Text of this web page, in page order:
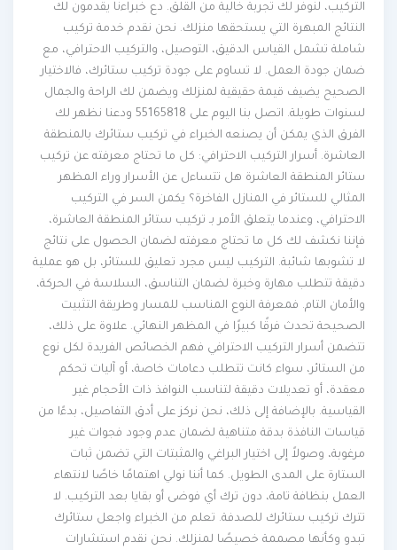
التركيب، لنوفر لك تجربة خالية من القلق. دع خبراءنا يقدمون لك
النتائج المبهرة التي يستحقها منزلك. نحن نقدم خدمة تركيب
شاملة تشمل القياس الدقيق، التوصيل، والتركيب الاحترافي، مع
ضمان جودة العمل. لا تساوم على جودة تركيب ستائرك، فالاختيار
الصحيح يضيف قيمة حقيقية لمنزلك ويضمن لك الراحة والجمال
لسنوات طويلة. اتصل بنا اليوم على 55165818 ودعنا نظهر لك
الفرق الذي يمكن أن يصنعه الخبراء في تركيب ستائرك بالمنطقة
العاشرة. أسرار التركيب الاحترافي: كل ما تحتاج معرفته عن تركيب
ستائر المنطقة العاشرة هل تتساءل عن الأسرار وراء المظهر
المثالي للستائر في المنازل الفاخرة؟ يكمن السر في التركيب
الاحترافي، وعندما يتعلق الأمر بـ تركيب ستائر المنطقة العاشرة،
فإننا نكشف لك كل ما تحتاج معرفته لضمان الحصول على نتائج
لا تشوبها شائبة. التركيب ليس مجرد تعليق للستائر، بل هو عملية
دقيقة تتطلب مهارة وخبرة لضمان التناسق، السلاسة في الحركة،
والأمان التام. فمعرفة النوع المناسب للمسار وطريقة التثبيت
الصحيحة تحدث فرقًا كبيرًا في المظهر النهائي. علاوة على ذلك،
تتضمن أسرار التركيب الاحترافي فهم الخصائص الفريدة لكل نوع
من الستائر، سواء كانت تتطلب دعامات خاصة، أو آليات تحكم
معقدة، أو تعديلات دقيقة لتناسب النوافذ ذات الأحجام غير
القياسية. بالإضافة إلى ذلك، نحن نركز على أدق التفاصيل، بدءًا من
قياسات النافذة بدقة متناهية لضمان عدم وجود فجوات غير
مرغوبة، وصولاً إلى اختيار البراغي والمثبتات التي تضمن ثبات
الستارة على المدى الطويل. كما أننا نولي اهتمامًا خاصًا لانتهاء
العمل بنظافة تامة، دون ترك أي فوضى أو بقايا بعد التركيب. لا
تترك تركيب ستائرك للصدفة. تعلم من الخبراء واجعل ستائرك
تبدو وكأنها مصممة خصيصًا لمنزلك. نحن نقدم استشارات